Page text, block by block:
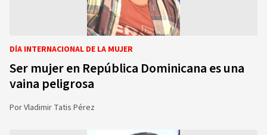
DÍA INTERNACIONAL DE LA MUJER
Ser mujer en República Dominicana es una
vaina peligrosa
PorVladimir Tatis Pérez